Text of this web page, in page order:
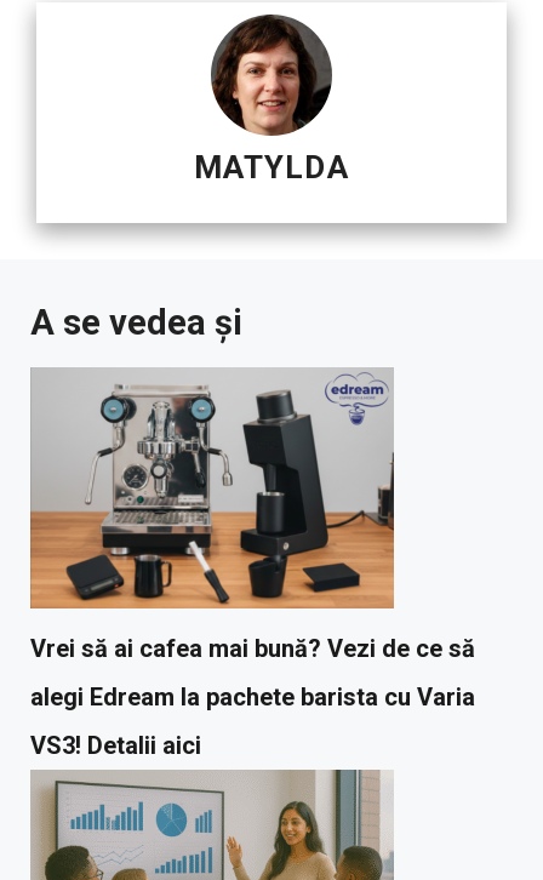
MATYLDA
A se vedea și
Vrei să ai cafea mai bună? Vezi de ce să
alegi Edream la pachete barista cu Varia
VS3! Detalii aici